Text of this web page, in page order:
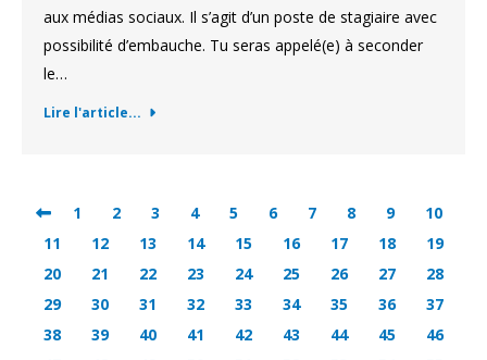
aux médias sociaux. Il s’agit d’un poste de stagiaire avec
possibilité d’embauche. Tu seras appelé(e) à seconder
le…
Lire l'article...
1 2 3 4 5 6 7 8 9
10
11
12 13 14 15 16 17 18
19
20
21 22 23 24 25 26 27
28
29
30 31 32 33 34 35 36
37
38
39 40 41 42 43 44 45
46